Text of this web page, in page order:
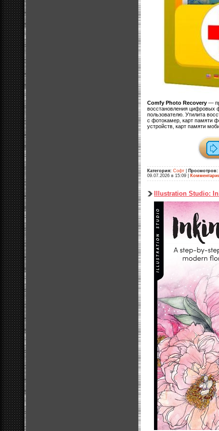
Comfy Photo Recovery —
восстановления цифровых
пользователю. Утилита
с фотокамер, карт памяти
устройств, карт памяти
Категория: Софт Просмотров:
09.07.2026 в 15:09
Illustration Studio: